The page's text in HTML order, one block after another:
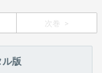
次巻
ル版